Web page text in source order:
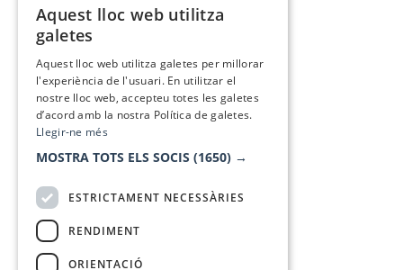
Aquest lloc web utilitza
galetes
Aquest lloc web utilitza galetes per millorar
l'experiència de l'usuari. En utilitzar el
nostre lloc web, accepteu totes les galetes
d’acord amb la nostra Política de galetes.
Llegir-ne més
MOSTRA TOTS ELS SOCIS (1650) →
ESTRICTAMENT NECESSÀRIES
RENDIMENT
ORIENTACIÓ